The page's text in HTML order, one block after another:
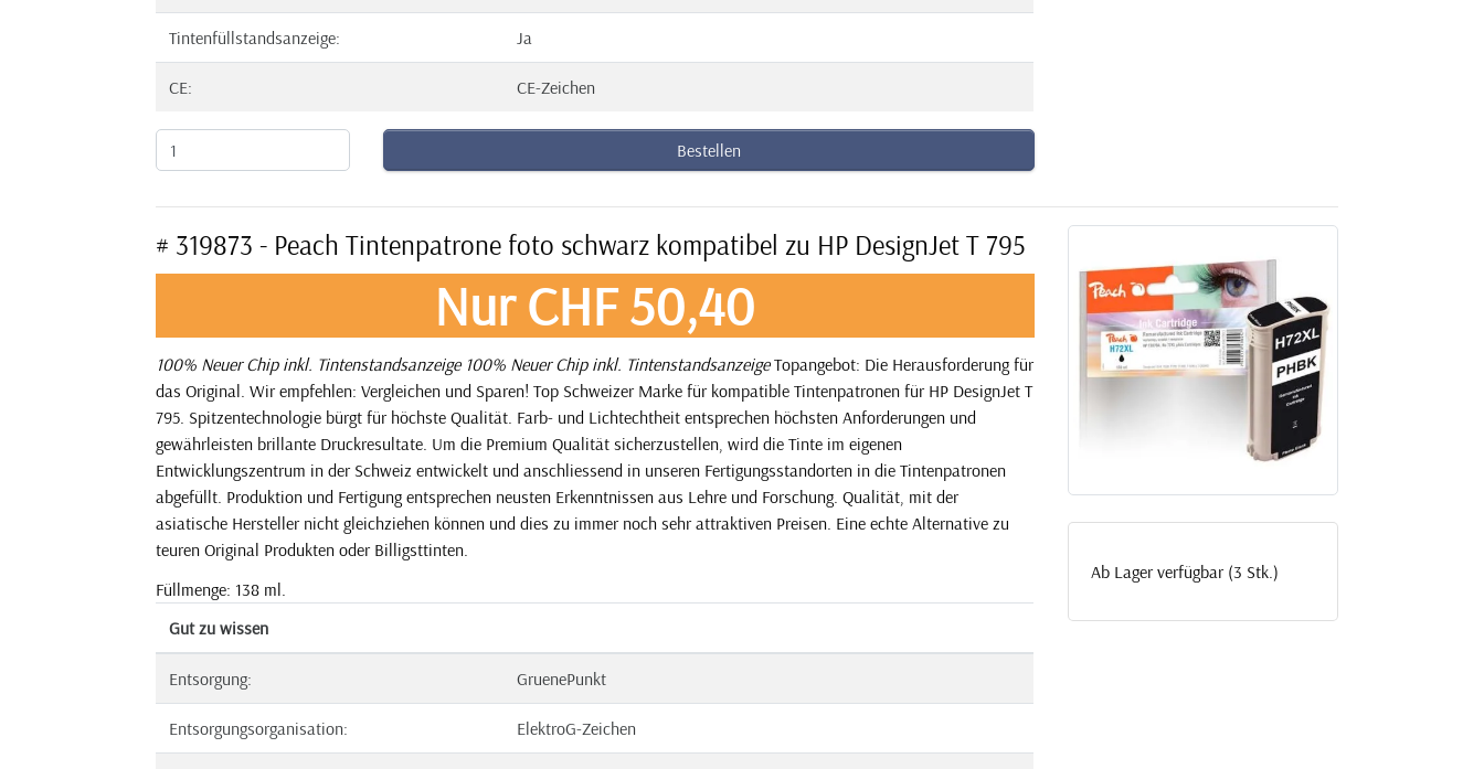
Tintenfüllstandsanzeige: Ja
CE: CE-Zeichen
Bestellen
# 319873 - Peach Tintenpatrone foto schwarz kompatibel zu HP DesignJet T 795
Nur CHF 50,40
100% Neuer Chip inkl. Tintenstandsanzeige 100% Neuer Chip inkl. TintenstandsanzeigeTopangebot: Die Herausforderung für
das Original. Wir empfehlen: Vergleichen und Sparen! Top Schweizer Marke für kompatible Tintenpatronen für HP DesignJet T
795. Spitzentechnologie bürgt für höchste Qualität. Farb- und Lichtechtheit entsprechen höchsten Anforderungen und
gewährleisten brillante Druckresultate. Um die Premium Qualität sicherzustellen, wird die Tinte im eigenen
Entwicklungszentrum in der Schweiz entwickelt und anschliessend in unseren Fertigungsstandorten in die Tintenpatronen
abgefüllt. Produktion und Fertigung entsprechen neusten Erkenntnissen aus Lehre und Forschung. Qualität, mit der
asiatische Hersteller nicht gleichziehen können und dies zu immer noch sehr attraktiven Preisen. Eine echte Alternative zu
teuren Original Produkten oder Billigsttinten.
Füllmenge: 138 ml.
Gut zu wissen
Entsorgung: GruenePunkt
Entsorgungsorganisation: ElektroG-Zeichen
Ab Lager verfügbar (3 Stk.)